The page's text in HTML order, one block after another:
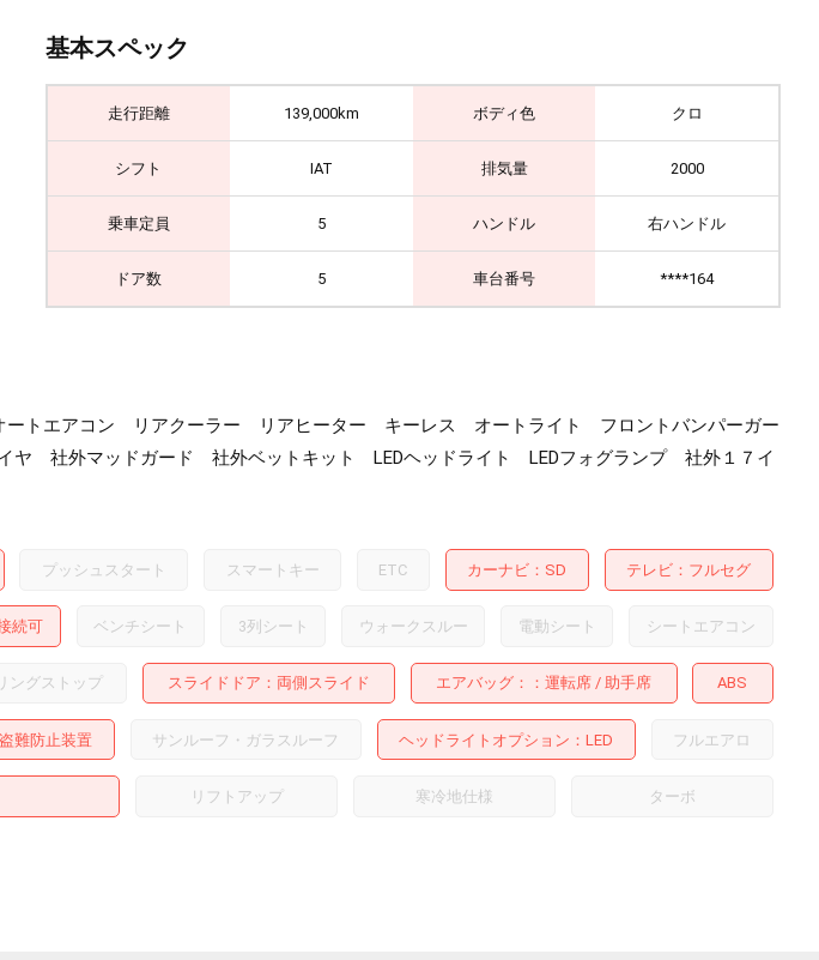
基本スペック
走行距離 139,000km ボディ色 クロ
シフト IAT 排気量 2000
乗車定員 5 ハンドル 右ハンドル
ドア数 5 車台番号 ****164
ートエアコン リアクーラー リアヒーター キーレス オートライト フロントバンパーガー
社外マッドガード 社外ベットキット LEDヘッドライト LEDフォグランプ 社外１７イ
プッシュスタート スマートキー ETC カーナビ SD テレビ フルセグ
続可 ベンチシート 3列シート ウォークスルー 電動シート シートエアコン
ングストップ スライドドア 両側スライド エアバッグ： 運転席 助手席 ABS
盗難防止装置 サンルーフ・ガラスルーフ ヘッドライトオプション LED フルエアロ
リフトアップ 寒冷地仕様 ターボ